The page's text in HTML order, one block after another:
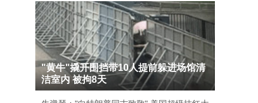
"黄牛"撬开围挡带10人提前躲进场馆清
洁室内 被拘8天